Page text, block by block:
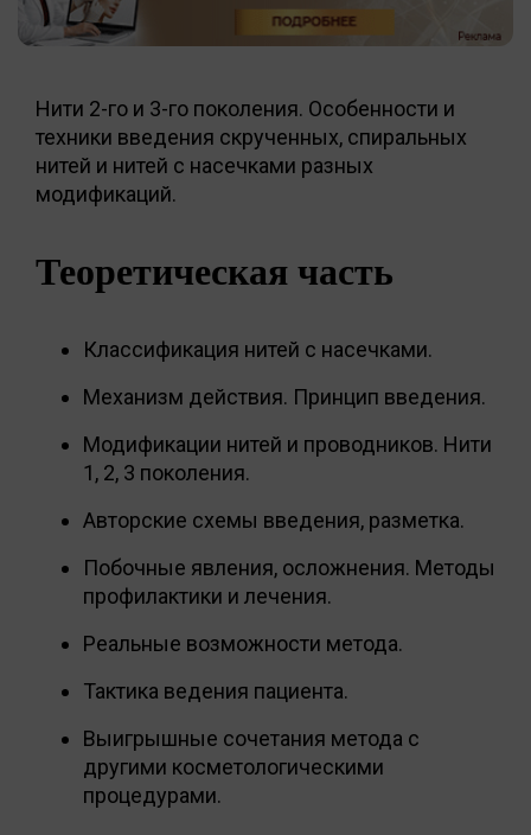
Нити 2-го и 3-го поколения. Особенности и
техники введения скрученных, спиральных
нитей и нитей с насечками разных
модификаций.
Теоретическая часть
Классификация нитей с насечками.
Механизм действия. Принцип введения.
Модификации нитей и проводников. Нити
1, 2, 3 поколения.
Авторские схемы введения, разметка.
Побочные явления, осложнения. Методы
профилактики и лечения.
Реальные возможности метода.
Тактика ведения пациента.
Выигрышные сочетания метода с
другими косметологическими
процедурами.